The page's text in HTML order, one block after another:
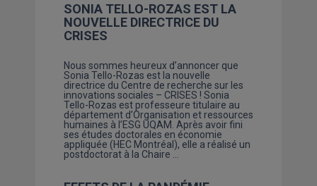
SONIA TELLO-ROZAS EST LA
NOUVELLE DIRECTRICE DU
CRISES
Nous sommes heureux d’annoncer que
Sonia Tello-Rozas est la nouvelle
directrice du Centre de recherche sur les
innovations sociales – CRISES ! Sonia
Tello-Rozas est professeure titulaire au
département d’Organisation et ressources
humaines à l’ESG UQAM. Après avoir fini
ses études doctorales en économie
appliquée (HEC Montréal), elle a réalisé un
postdoctorat à la Chaire …